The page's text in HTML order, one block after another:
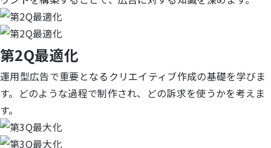
第2Q最適化
運用型広告で重要となるクリエイティブ作成の基礎を学びま
す。どのような過程で制作され、どの訴求を使うかを考えま
す。